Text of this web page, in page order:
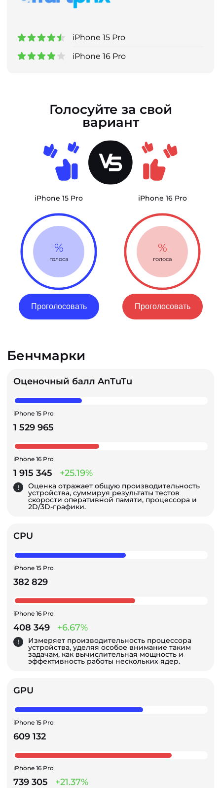
iPhone 15 Pro
iPhone 16 Pro
Голосуйте за свой
вариант
iPhone 15 Pro
%
голоса
Проголосовать
iPhone 16 Pro
%
голоса
Проголосовать
Бенчмарки
Оценочный балл AnTuTu
iPhone 15 Pro
1 529 965
iPhone 16 Pro
1 915 345 +25.19%
Оценка отражает общую производительность
устройства, суммируя результаты тестов
скорости оперативной памяти, процессора и
2D/3D-графики.
CPU
iPhone 15 Pro
382 829
iPhone 16 Pro
408 349 +6.67%
Измеряет производительность процессора
устройства, уделяя особое внимание таким
задачам, как вычислительная мощность и
эффективность работы нескольких ядер.
GPU
iPhone 15 Pro
609 132
iPhone 16 Pro
739 305 +21.37%